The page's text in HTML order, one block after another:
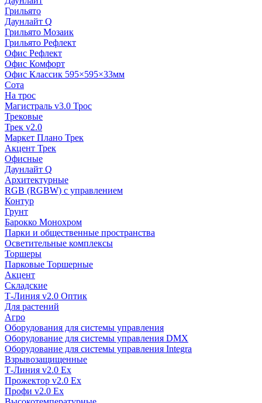
Грильято
Даунлайт Q
Грильято Мозаик
Грильято Рефлект
Офис Рефлект
Офис Комфорт
Офис Классик 595×595×33мм
Сота
На трос
Магистраль v3.0 Трос
Трековые
Трек v2.0
Маркет Плано Трек
Акцент Трек
Офисные
Даунлайт Q
Архитектурные
RGB (RGBW) с управлением
Контур
Грунт
Барокко Монохром
Парки и общественные пространства
Осветительные комплексы
Торшеры
Парковые Торшерные
Акцент
Складские
Т-Линия v2.0 Оптик
Для растений
Агро
Оборудования для системы управления
Оборудование для системы управления DMX
Оборудование для системы управления Integra
Взрывозащищенные
Т-Линия v2.0 Ex
Прожектор v2.0 Ex
Профи v2.0 Ex